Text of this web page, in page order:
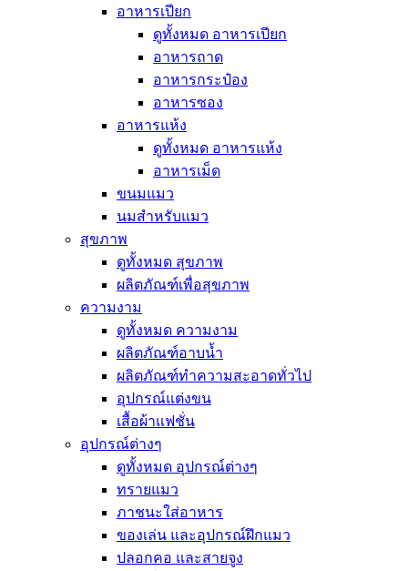
อาหารเปียก
ดูทั้งหมด อาหารเปียก
อาหารถาด
อาหารกระป๋อง
อาหารซอง
อาหารแห้ง
ดูทั้งหมด อาหารแห้ง
อาหารเม็ด
ขนมแมว
นมสำหรับแมว
สุขภาพ
ดูทั้งหมด สุขภาพ
ผลิตภัณฑ์เพื่อสุขภาพ
ความงาม
ดูทั้งหมด ความงาม
ผลิตภัณฑ์อาบน้ำ
ผลิตภัณฑ์ทำความสะอาดทั่วไป
อุปกรณ์แต่งขน
เสื้อผ้าแฟชั่น
อุปกรณ์ต่างๆ
ดูทั้งหมด อุปกรณ์ต่างๆ
ทรายแมว
ภาชนะใส่อาหาร
ของเล่น และอุปกรณ์ฝึกแมว
ปลอกคอ และสายจูง